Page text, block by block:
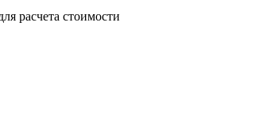
расчета стоимости